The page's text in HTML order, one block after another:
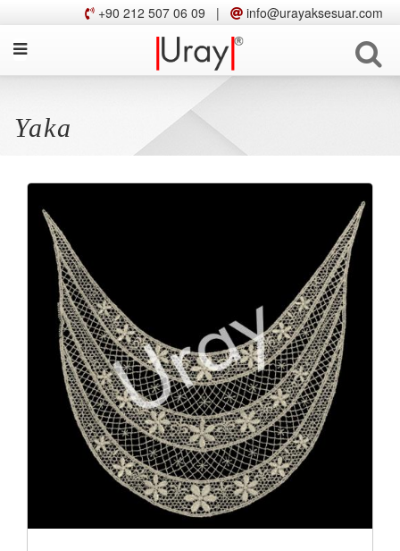
+90 212 507 06 09 | info@urayaksesuar.com
Yaka